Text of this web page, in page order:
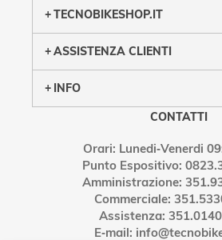
TECNOBIKESHOP.IT
ASSISTENZA CLIENTI
INFO
CONTATTI
Orari: Lunedi‑Venerdi
Punto Espositivo:
Amministrazione:
Commerciale:
Assistenza:
E‑mail: